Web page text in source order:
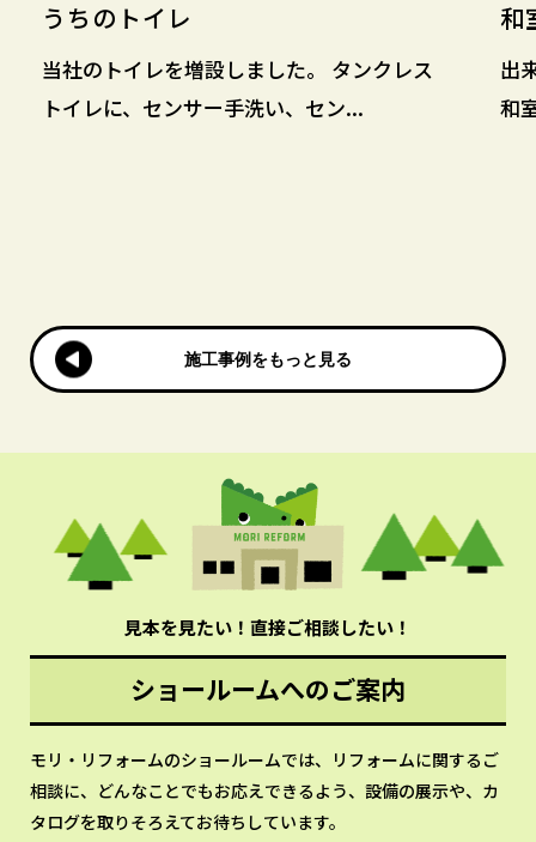
うちのトイレ
当社のトイレを増設しました。 タンクレス
トイレに、センサー手洗い、セン...
和
出
和
施工事例をもっと見る
施工事例をもっと見る
見本を見たい！直接ご相談したい！
ショールームへのご案内
モリ・リフォームのショールームでは、リフォームに関するご
相談に、どんなことでもお応えできるよう、設備の展示や、カ
タログを取りそろえてお待ちしています。